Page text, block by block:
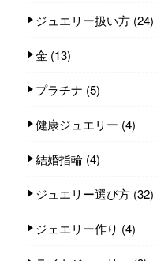
ジュエリー扱い方 (24)
金 (13)
プラチナ (5)
健康ジュエリー (4)
結婚指輪 (4)
ジュエリー選び方 (32)
ジェエリー作り (4)